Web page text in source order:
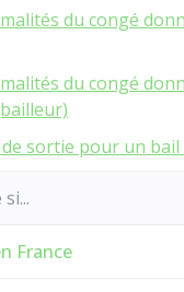
du congé
du congé
de sortie pour un
France